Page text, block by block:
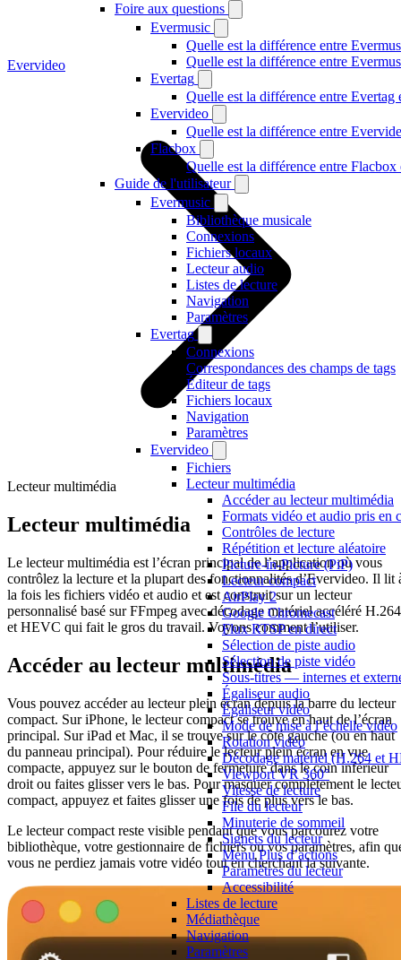
Foire aux questions
Evermusic
Quelle est la différence entre
Quelle est la différence entre
Evertag
Quelle est la différence entre Evertag
Evervideo
Quelle est la différence entre
Flacbox
Quelle est la différence entre
Guide de l'utilisateur
Evermusic
Bibliothèque musicale
Connexions
Fichiers locaux
Lecteur audio
Listes de lecture
Navigation
Paramètres
Evertag
Connexions
Correspondances des champs de tags
Éditeur de tags
Fichiers locaux
Navigation
Paramètres
Evervideo
Fichiers
Lecteur multimédia
Accéder au lecteur multimédia
Formats vidéo et audio pris en
Contrôles de lecture
Répétition et lecture aléatoire
Picture-in-Picture (PiP)
Lecteur compact
AirPlay 2
Google Chromecast
Flux RTSP en direct
Sélection de piste audio
Sélection de piste vidéo
Sous-titres — internes et
Égaliseur audio
Égaliseur vidéo
Mode de mise à l’échelle vidéo
Rotation vidéo
Décodage matériel (H.264 et
Viewport VR 360°
Vitesse de lecture
File du lecteur
Minuterie de sommeil
Signets du lecteur
Menu Plus d’actions
Paramètres du lecteur
Accessibilité
Listes de lecture
Médiathèque
Navigation
Paramètres
Evervideo
Lecteur multimédia
Lecteur multimédia
Le lecteur multimédia est l’écran principal de l’application où vous
contrôlez la lecture et la plupart des fonctionnalités d’Evervideo. Il lit
la fois les fichiers vidéo et audio et est construit sur un lecteur
personnalisé basé sur FFmpeg avec décodage matériel accéléré H.264
et HEVC qui fait le gros du travail. Voyons comment l’utiliser.
Accéder au lecteur multimédia
Vous pouvez accéder au lecteur plein écran depuis la barre du lecteur
compact. Sur iPhone, le lecteur compact se trouve en haut de l’écran
principal. Sur iPad et Mac, il se trouve sur le côté gauche (ou en haut
du panneau principal). Pour réduire le lecteur plein écran en vue
compacte, appuyez sur le bouton de fermeture dans le coin inférieur
droit ou faites glisser vers le bas. Pour masquer complètement le
compact, appuyez et faites glisser une fois de plus vers le bas.
Le lecteur compact reste visible pendant que vous parcourez votre
bibliothèque, votre gestionnaire de fichiers ou vos paramètres, afin
vous ne perdiez jamais votre vidéo tout en cherchant la suivante.